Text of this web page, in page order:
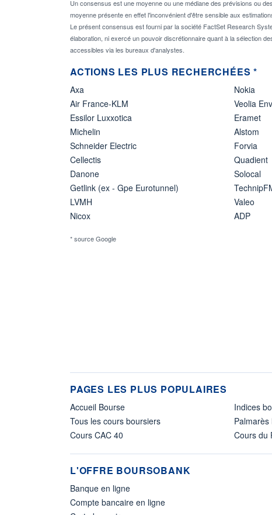
Un consensus est une moyenne ou une médiane des prévisions ou
moyenne présente en effet l'inconvénient d'être sensible aux
Le présent consensus est fourni par la société FactSet Research
élaboration, ni exercé un pouvoir discrétionnaire quant à la sélection
accessibles via les bureaux d'analystes.
ACTIONS LES PLUS RECHERCHÉES *
Axa
Air France-KLM
Essilor Luxxotica
Michelin
Schneider Electric
Cellectis
Danone
Getlink (ex - Gpe Eurotunnel)
LVMH
Nicox
Nokia
Veolia
Eramet
Alstom
Forvia
Quadient
Solocal
Valeo
ADP
* source Google
PAGES LES PLUS POPULAIRES
Accueil Bourse
Tous les cours boursiers
Cours CAC 40
Indices
Palmarès
Cours du
L'OFFRE BOURSOBANK
Banque en ligne
Compte bancaire en ligne